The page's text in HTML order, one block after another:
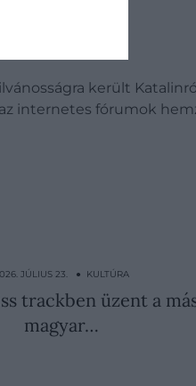
került
internetes fórumok
JÚLIUS 23. ● KULTÚRA
trackben üzent a
magyar…